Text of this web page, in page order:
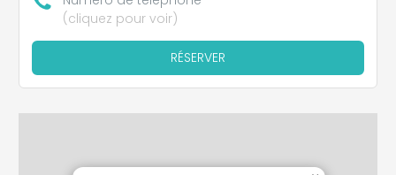
(cliquez pour voir)
RÉSERVER